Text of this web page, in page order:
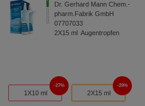
Dr. Gerhard Mann Chem.-
pharm.Fabrik GmbH
07707033
2X15 ml Augentropfen
1X10 ml
27%
2X15 ml
29%